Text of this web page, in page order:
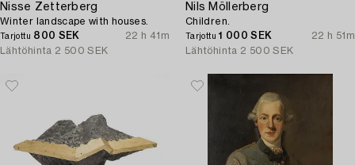
Nisse Zetterberg
Winter landscape with houses.
Tarjottu 800 SEK
22 h 41m
Lähtöhinta 2 500 SEK
Nils Möllerberg
Children.
Tarjottu1 000 SEK
22 h 51m
Lähtöhinta 2 500 SEK